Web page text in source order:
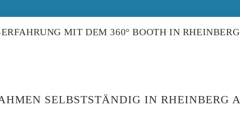
MIT DEM 360° BOOTH IN
SELBSTSTÄNDIG IN RHEINBERG